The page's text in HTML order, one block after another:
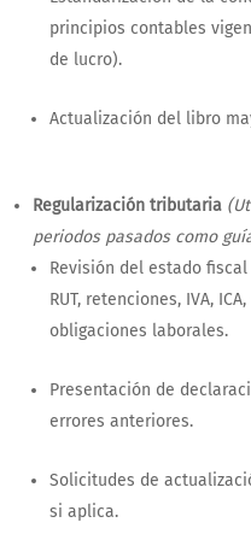
principios contables
de lucro).
Actualización del libro
Regularización tributaria
periodos pasados como
Revisión del estado
RUT, retenciones, IVA,
obligaciones laborales.
Presentación de
errores anteriores.
Solicitudes de
si aplica.